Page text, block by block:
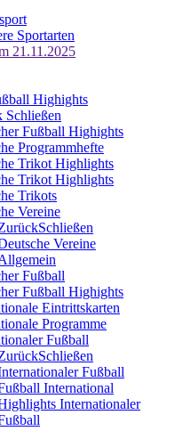
Sportarten
21.11.2025
Highights
Schließen
Fußball Highights
Programmhefte
Trikot Highlights
Trikot Highlights
Trikots
Vereine
Schließen
Vereine
Fußball
Fußball Highights
Eintrittskarten
Programme
Fußball
Schließen
Fußball
International
Internationaler